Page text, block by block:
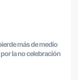
más de medio
la no celebración